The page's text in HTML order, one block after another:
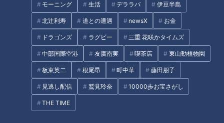
モーニング 生活 デララバ 伊豆半島
北辻利寿 道との遭遇 newsX お金
ドラゴンズ ラグビー 三重 花咲かタイムズ
中部国際空港 友廣南実 喫茶店 東山動植物園
板東英二 根尾昂 町中華 藤田朋子
見逃し配信 鷲見玲奈 10000歩お宝さがし
THE TIME
『たけの子パン』とはクリームが入ったコルネのような渦巻き
パンで、『ヤマトパン』で期間限定販売されているそう。店舗
におじゃますると、竹をイメージしたレトロなパッケージに包
まれた『たけの子パン』を発見。